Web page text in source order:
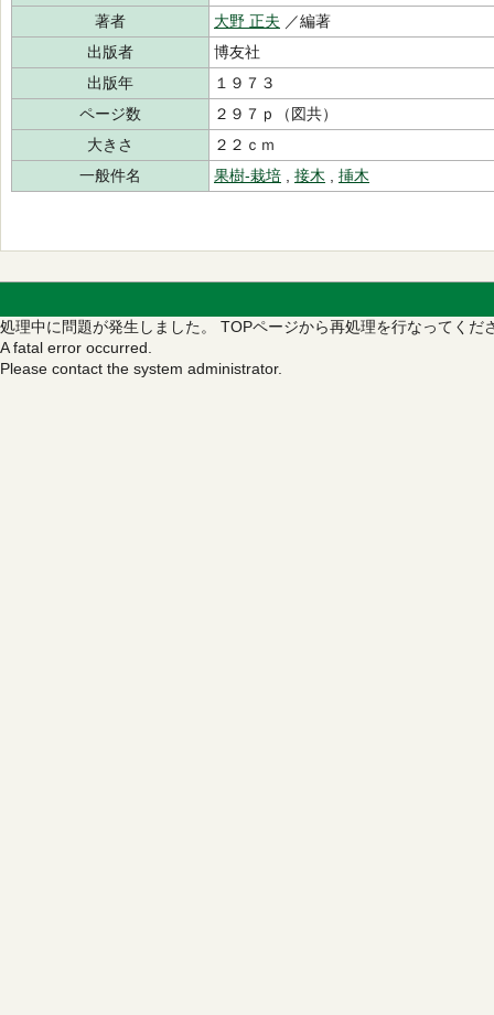
著者
大野 正夫 ／編著
出版者
博友社
出版年
１９７３
ページ数
２９７ｐ（図共）
大きさ
２２ｃｍ
一般件名
果樹-栽培 接木 挿木
処理中に問題が発生しました。 TOPページから再処理を行なってくだ
A fatal error occurred.
Please contact the system administrator.